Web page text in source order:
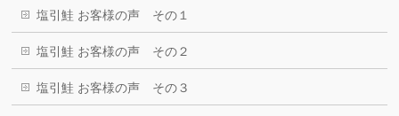
塩引鮭 お客様の声 その１
塩引鮭 お客様の声 その２
塩引鮭 お客様の声 その３